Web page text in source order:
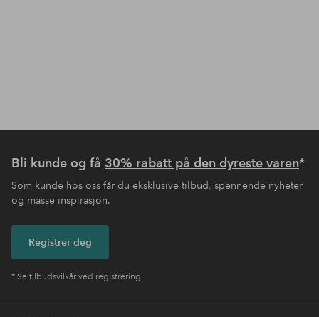
Bli kunde og få 30% rabatt på den dyreste varen*
Som kunde hos oss får du eksklusive tilbud, spennende nyheter
og masse inspirasjon.
Registrer deg
* Se tilbudsvilkår ved registrering